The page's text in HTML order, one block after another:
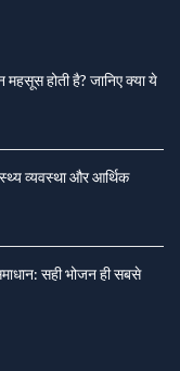
होती है? जानिए क्या ये
व्यवस्था और आर्थिक
सही भोजन ही सबसे